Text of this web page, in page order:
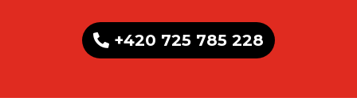
+420 725 785 228